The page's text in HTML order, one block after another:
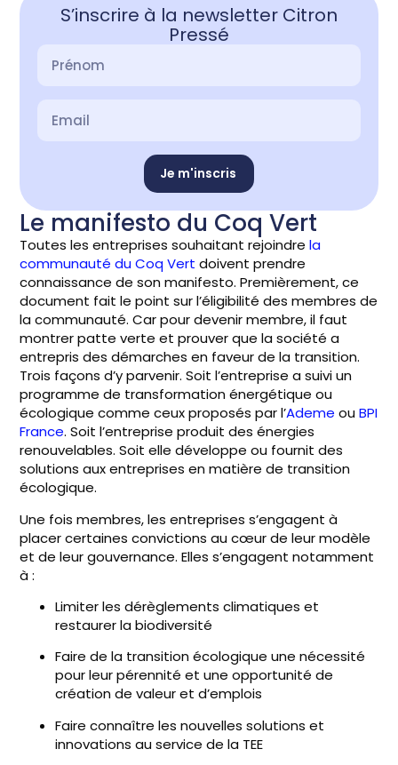
S’inscrire à la newsletter Citron
Pressé
Je m'inscris
Le manifesto du Coq Vert
Toutes les entreprises souhaitant rejoindrela
communauté du Coq Vert doivent prendre
connaissance de son manifesto. Premièrement, ce
document fait le point sur l’éligibilité des membres de
la communauté. Car pour devenir membre, il faut
montrer patte verte et prouver que la société a
entrepris des démarches en faveur de la transition.
Trois façons d’y parvenir. Soit l’entreprise a suivi un
programme de transformation énergétique ou
écologique comme ceux proposés par l’Ademe ouBPI
France. Soit l’entreprise produit des énergies
renouvelables. Soit elle développe ou fournit des
solutions aux entreprises en matière de transition
écologique.
Une fois membres, les entreprises s’engagent à
placer certaines convictions au cœur de leur modèle
et de leur gouvernance. Elles s’engagent notamment
à :
Limiter les dérèglements climatiques et
restaurer la biodiversité
Faire de la transition écologique une nécessité
pour leur pérennité et une opportunité de
création de valeur et d’emplois
Faire connaître les nouvelles solutions et
innovations au service de la TEE